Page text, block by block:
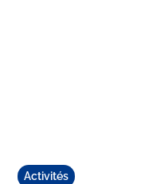
Activités